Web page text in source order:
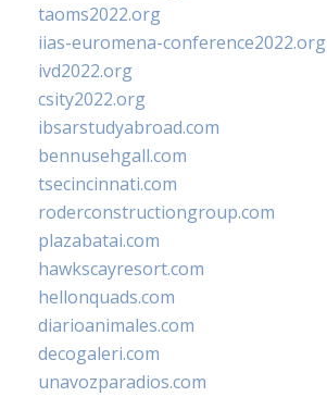
taoms2022.org
iias-euromena-conference2022.org
ivd2022.org
csity2022.org
ibsarstudyabroad.com
bennusehgall.com
tsecincinnati.com
roderconstructiongroup.com
plazabatai.com
hawkscayresort.com
hellonquads.com
diarioanimales.com
decogaleri.com
unavozparadios.com